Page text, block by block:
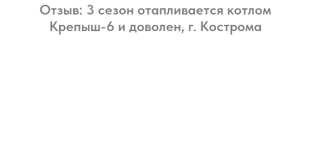
Отзыв: 3 сезон отапливается котлом
Крепыш-6 и доволен, г. Кострома